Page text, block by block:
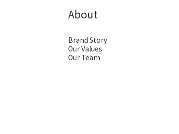
About
Brand Story
Our Values
Our Team